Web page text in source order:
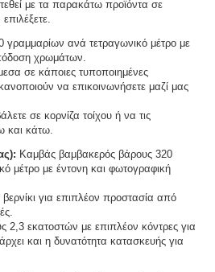
με τα παρακάτω προϊόντα σε
γραμμαρίων ανά τετραγωνικό μέτρο με
χρωμάτων.
σε κάποιες τυποποιημένες
να επικοινωνήσετε μαζί μας
σε κορνίζα τοίχου ή να τις
και κάτω.
Καμβάς βαμβακερός βάρους 320
μέτρο με έντονη και φωτογραφική
βερνίκι για επιπλέον προστασία από
2,3 εκατοστών με επιπλέον κόντρες για
και η δυνατότητα κατασκευής για